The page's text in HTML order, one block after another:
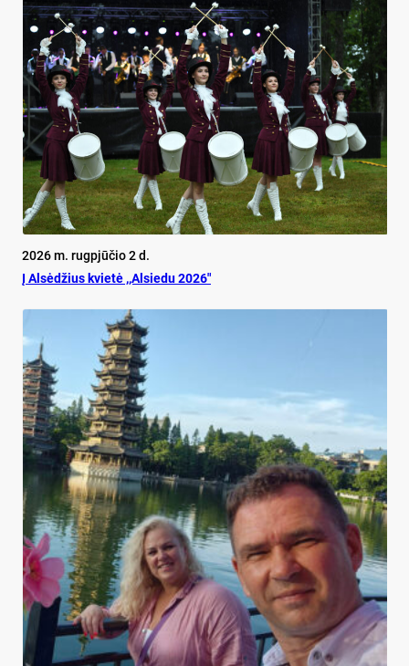
2026 m. rugpjūčio 2 d.
Į Alsėdžius kvietė ,,Alsiedu 2026″